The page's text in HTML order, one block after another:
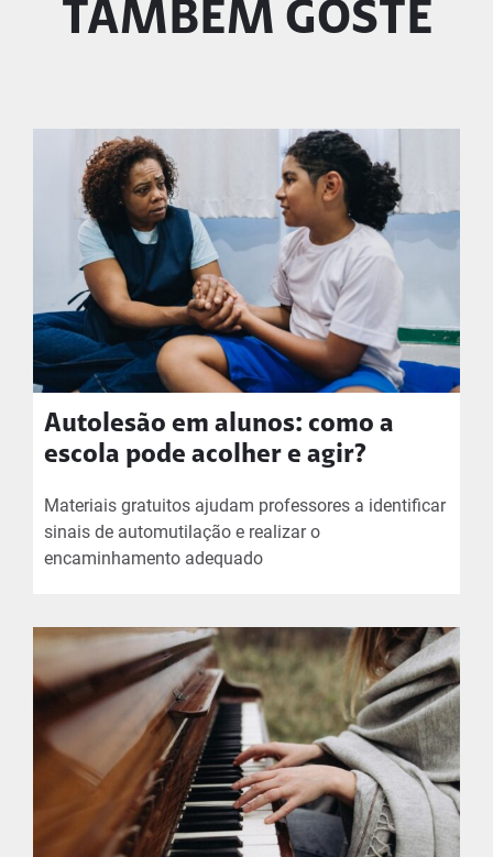
TAMBÉM GOSTE
Autolesão em alunos: como a
escola pode acolher e agir?
Materiais gratuitos ajudam professores a identificar
sinais de automutilação e realizar o
encaminhamento adequado